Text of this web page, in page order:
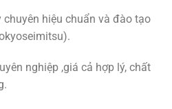
chuyên hiệu chuẩn và đào tạo
nghiệp ,giá cả hợp lý, chất